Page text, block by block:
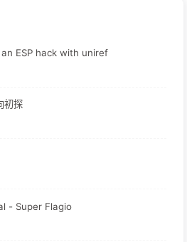
ESP hack with uniref
初探
- Super Flagio